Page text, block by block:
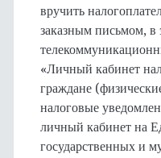
вручить
заказным письмом,
«Личный кабинет
граждане
налоговые
личный кабинет на
государственных и